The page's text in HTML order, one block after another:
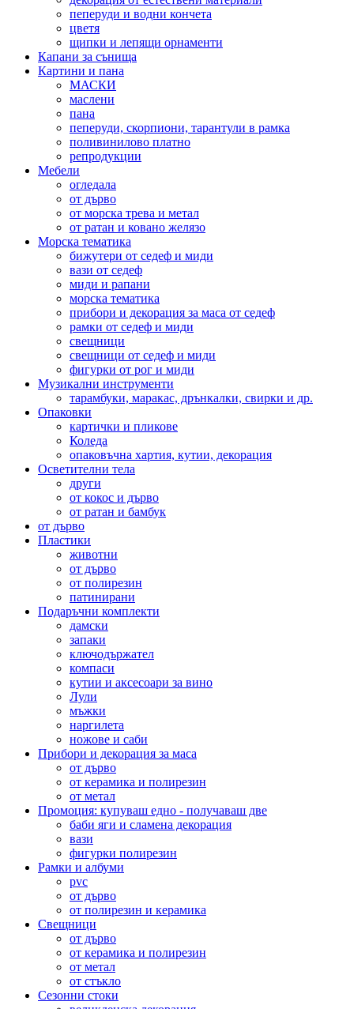
пеперуди и водни кончета
цветя
щипки и лепящи орнаменти
Капани за сънища
Картини и пана
МАСКИ
маслени
пана
пеперуди, скорпиони, тарантули в рамка
поливинилово платно
репродукции
Мебели
огледала
от дърво
от морска трева и метал
от ратан и ковано желязо
Морска тематика
бижутери от седеф и миди
вази от седеф
миди и рапани
морска тематика
прибори и декорация за маса от седеф
рамки от седеф и миди
свещници
свещници от седеф и миди
фигурки от рог и миди
Музикални инструменти
тарамбуки, маракас, дрънкалки, свирки и др.
Опаковки
картички и пликове
Коледа
опаковъчна хартия, кутии, декорация
Осветителни тела
други
от кокос и дърво
от ратан и бамбук
от дърво
Пластики
животни
от дърво
от полирезин
патинирани
Подаръчни комплекти
дамски
запаки
ключодържател
компаси
кутии и аксесоари за вино
Лули
мъжки
наргилета
ножове и саби
Прибори и декорация за маса
от дърво
от керамика и полирезин
от метал
Промоция: купуваш едно - получаваш две
баби яги и сламена декорация
вази
фигурки полирезин
Рамки и албуми
pvc
от дърво
от полирезин и керамика
Свещници
от дърво
от керамика и полирезин
от метал
от стъкло
Сезонни стоки